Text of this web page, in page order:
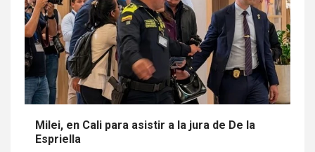
Milei, en Cali para asistir a la jura de De la
Espriella